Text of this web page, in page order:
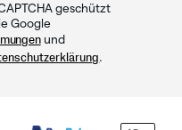
geschützt
Google
und
.